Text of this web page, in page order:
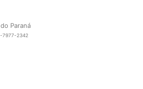
Paraná
7977-2342